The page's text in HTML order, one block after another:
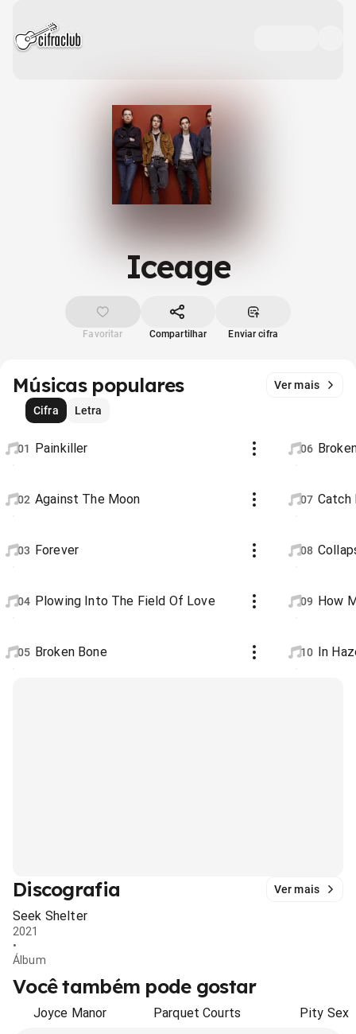
Iceage
Favoritar Compartilhar Enviar cifra
Músicas populares
Ver mais
Cifra
Letra
01 Painkiller
02 Against The Moon
03 Forever
04 Plowing Into The Field Of Love
05 Broken Bone
06
07 Catch
08
09 How
10 In
Discografia Ver mais
Seek Shelter
2021
•
Álbum
Você também pode gostar
Joyce Manor Parquet Courts Pity Sex